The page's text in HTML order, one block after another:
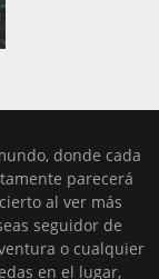
donde cada
parecerá
al ver más
seguidor de
o cualquier
en el lugar,